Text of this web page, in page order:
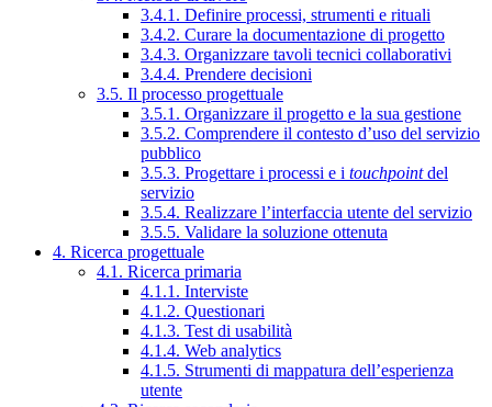
3.4.1. Definire processi, strumenti e rituali
3.4.2. Curare la documentazione di progetto
3.4.3. Organizzare tavoli tecnici collaborativi
3.4.4. Prendere decisioni
3.5. Il processo progettuale
3.5.1. Organizzare il progetto e la sua gestione
3.5.2. Comprendere il contesto d’uso del servizio
pubblico
3.5.3. Progettare i processi e i touchpointdel
servizio
3.5.4. Realizzare l’interfaccia utente del servizio
3.5.5. Validare la soluzione ottenuta
4. Ricerca progettuale
4.1. Ricerca primaria
4.1.1. Interviste
4.1.2. Questionari
4.1.3. Test di usabilità
4.1.4. Web analytics
4.1.5. Strumenti di mappatura dell’esperienza
utente